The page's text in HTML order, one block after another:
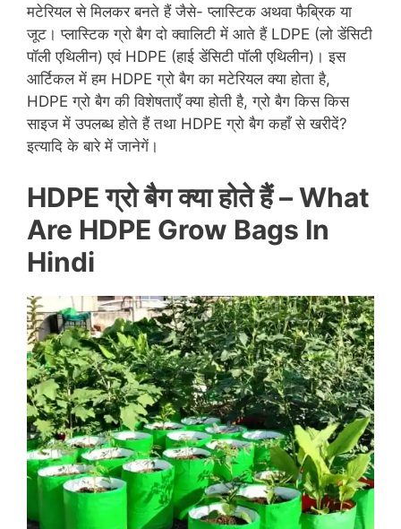
मटेरियल से मिलकर बनते हैं जैसे- प्लास्टिक अथवा फैब्रिक या
जूट। प्लास्टिक ग्रो बैग दो क्वालिटी में आते हैं LDPE (लो डेंसिटी
पॉली एथिलीन) एवं HDPE (हाई डेंसिटी पॉली एथिलीन)। इस
आर्टिकल में हम HDPE ग्रो बैग का मटेरियल क्या होता है,
HDPE ग्रो बैग की विशेषताएँ क्या होती है, ग्रो बैग किस किस
साइज में उपलब्ध होते हैं तथा HDPE ग्रो बैग कहाँ से खरीदें?
इत्यादि के बारे में जानेगें।
HDPE ग्रो बैग क्या होते हैं – What
Are HDPE Grow Bags In
Hindi